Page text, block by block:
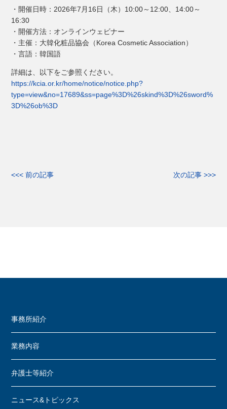
・開催日時：2026年7月16日（木）10:00～12:00、14:00～
16:30
・開催方法：オンラインウェビナー
・主催：大韓化粧品協会（Korea Cosmetic Association）
・言語：韓国語
詳細は、以下をご参照ください。
https://kcia.or.kr/home/notice/notice.php?
type=view&no=17689&ss=page%3D%26skind%3D%26sword%
3D%26ob%3D
<<< 前の記事 次の記事 >>>
事務所紹介
業務内容
弁護士等紹介
ニュース&トピックス